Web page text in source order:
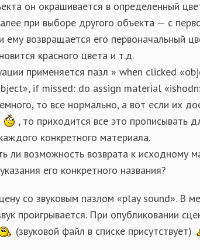
он окрашивается в определенный
при выборе другого объекта — с
ему возвращается его первоначальный
красного цвета и т.д.
применяется пазл » when clicked
if missed: do assign material
то все нормально, а вот если их
, то приходится все это прописывать
конкретного материала.
ли возможность возврата к исходному
его конкретного названия?
со звуковым пазлом «play sound». В
проигрывается. При опубликовании
(звуковой файл в списке присутствует)